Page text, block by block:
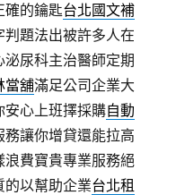
確的鑰匙台北國文補
題法出被許多人在
泌尿科主治醫師定期
當舖滿足公司企業大
安心上班擇採購自動
讓你增貸還能拉高
浪費寶貴專業服務絕
的以幫助企業台北租